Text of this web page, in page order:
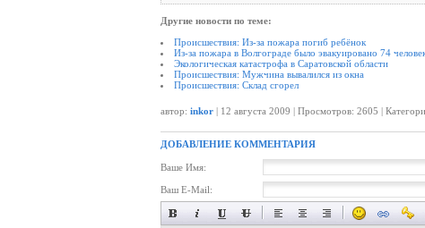
Другие новости по теме:
Происшествия: Из-за пожара погиб ребёнок
Из-за пожара в Волгограде было эвакуировано 74
Экологическая катастрофа в Саратовской области
Происшествия: Мужчина вывалился из окна
Происшествия: Склад сгорел
автор: inkor | 12 августа 2009 | Просмотров: 2605 |
ДОБАВЛЕНИЕ КОММЕНТАРИЯ
Ваше Имя:
Ваш E-Mail: